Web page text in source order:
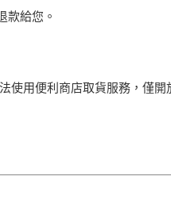
款給您。
使用便利商店取貨服務，僅開